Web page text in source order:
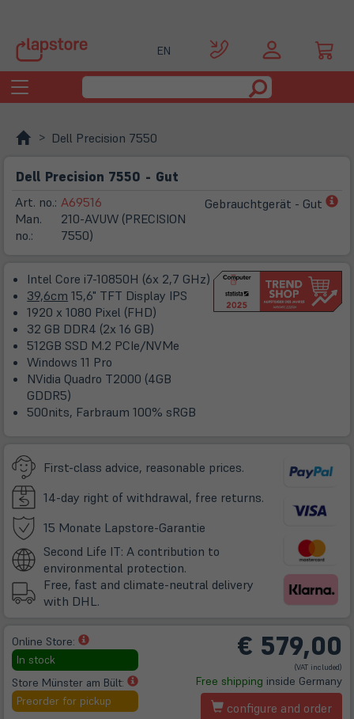
EN
Toggle
navigation
Dell Precision 7550
Dell Precision 7550 - Gut
Art. no.:
Man.
no.:
A69516
210-AVUW (PRECISION
7550)
Gebrauchtgerät - Gut
Intel Core i7-10850H (6x 2,7 GHz)
39,6cm 15,6" TFT Display IPS
1920 x 1080 Pixel (FHD)
32 GB DDR4 (2x 16 GB)
512GB SSD M.2 PCIe/NVMe
Windows 11 Pro
NVidia Quadro T2000 (4GB
GDDR5)
500nits, Farbraum 100% sRGB
First-class advice, reasonable prices.
14-day right of withdrawal, free returns.
15 Monate Lapstore-Garantie
neuem
Tab)
Second Life IT: A contribution to
environmental protection.
Free, fast and climate-neutral delivery
with DHL.
Online Store:
(öffnet
neuem
Tab)
In stock
Store Münster am Bült:
(öffnet
in
neuem
Preorder for pickup
€ 579,00
(VAT included)
Free shipping inside Germany
configure and order